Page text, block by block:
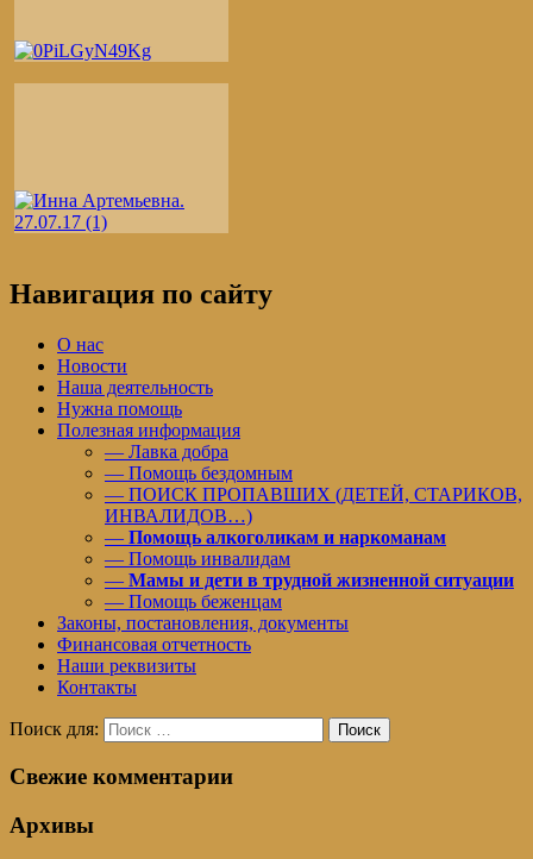
Навигация по сайту
О нас
Новости
Наша деятельность
Нужна помощь
Полезная информация
— Лавка добра
— Помощь бездомным
— ПОИСК ПРОПАВШИХ (ДЕТЕЙ, СТАРИКОВ,
ИНВАЛИДОВ…)
— Помощь алкоголикам и наркоманам
— Помощь инвалидам
— Мамы и дети в трудной жизненной ситуации
— Помощь беженцам
Законы, постановления, документы
Финансовая отчетность
Наши реквизиты
Контакты
Поиск для: Поиск
Свежие комментарии
Архивы